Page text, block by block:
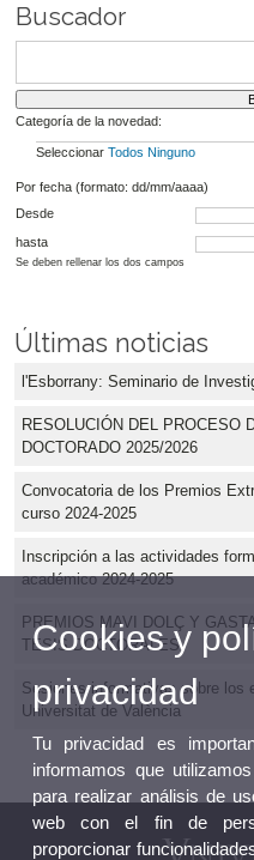
Buscador
Categoría de la novedad:
Seleccionar Todos Ninguno
Por fecha (formato: dd/mm/aaaa)
Desde
hasta
Se deben rellenar los dos campos
Últimas noticias
l'Esborrany: Seminario de
RESOLUCIÓN DEL PROCESO
DOCTORADO 2025/2026
Convocatoria de los Premios
curso 2024-2025
Inscripción a las actividades
académico 2024-2025
PREMIOS MAVI DOLÇ Y
TESIS DOCTORALES
Sesiones informativas sobre los
Universitat de València
Cookies y
privacidad
Tu privacidad es
informamos que
para realizar análisis de
web con el fin de
proporcionar